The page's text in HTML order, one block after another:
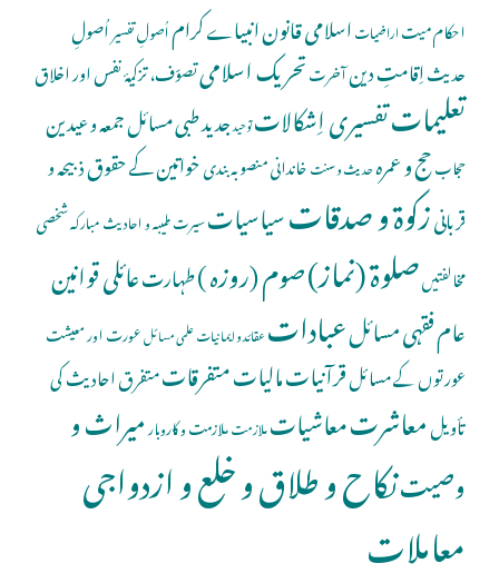
احکام میتاراضیاتاسلامی قانونانبیاے کراماُصولِ تفسیراُصولِ
حدیثاِقامتِ دینآخرتتحریک اسلامیتصوّف، تزکیۂ نفس اور اخلاق
تعلیماتتفسیری اِشکالاتتوحیدجدید طبی مسائلجمعہ و عیدین
حجابحج و عمرہحدیث و سنتخاندانی منصوبہ بندیخواتین کے حقوقذبیحہ و
قربانیزکوۃ و صدقاتسیاسیاتسیرت طیبہ و احادیث مبارکہشخصی
مخالفتیںصلوة (نماز)صوم (روزہ )طہارتعائلی قوانین
عام فقہی مسائلعباداتعقائد و ایمانیاتعلمی مسائلعورت اور معیشت
عورتوں کے مسائلقرآنیاتمالیاتمتفرقاتمتفرق احادیث کی
تأویلمعاشرتمعاشیاتملازمتملازمت و کاروبارمیراث و
وصیتنکاح و طلاق و خلع و ازدواجی
معاملات